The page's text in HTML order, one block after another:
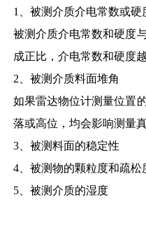
1、被测介质介电常数或硬
被测介质介电常数和硬度
成正比，介电常数和硬度
2、被测介质料面堆角
如果雷达物位计测量位置
落或高位，均会影响测量真
3、被测料面的稳定性
4、被测物的颗粒度和疏松
5、被测介质的湿度